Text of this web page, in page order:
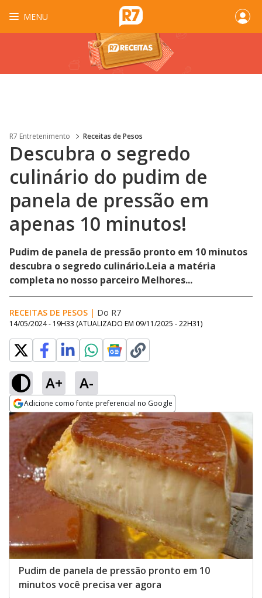
MENU
R7 Entretenimento Receitas de Pesos
Descubra o segredo
culinário do pudim de
panela de pressão em
apenas 10 minutos!
Pudim de panela de pressão pronto em 10 minutos
descubra o segredo culinário.Leia a matéria
completa no nosso parceiro Melhores...
RECEITAS DE PESOS | Do R7
14/05/2024 - 19H33 (ATUALIZADO EM 09/11/2025 - 22H31)
A+ A-
Adicione como fonte preferencial no Google
Opens in new window
Pudim de panela de pressão pronto em 10
minutos você precisa ver agora